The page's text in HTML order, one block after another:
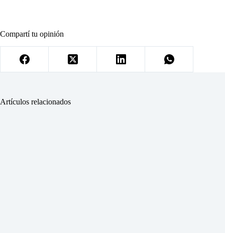
Compartí tu opinión
Artículos relacionados